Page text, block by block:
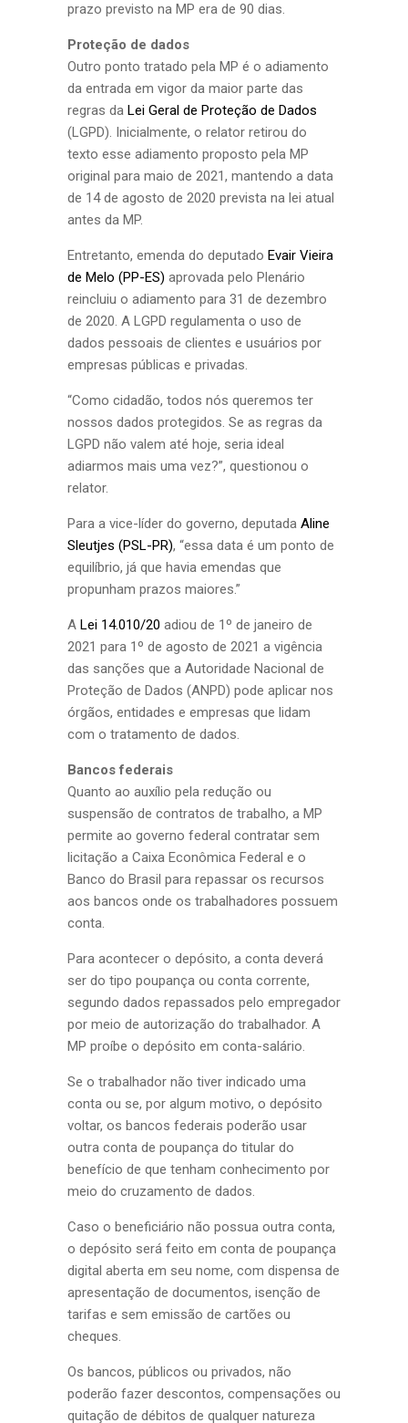
prazo previsto na MP era de 90 dias.
Proteção de dados
Outro ponto tratado pela MP é o adiamento
da entrada em vigor da maior parte das
regras da Lei Geral de Proteção de Dados
(LGPD). Inicialmente, o relator retirou do
texto esse adiamento proposto pela MP
original para maio de 2021, mantendo a data
de 14 de agosto de 2020 prevista na lei atual
antes da MP.
Entretanto, emenda do deputado Evair Vieira
de Melo (PP-ES) aprovada pelo Plenário
reincluiu o adiamento para 31 de dezembro
de 2020. A LGPD regulamenta o uso de
dados pessoais de clientes e usuários por
empresas públicas e privadas.
“Como cidadão, todos nós queremos ter
nossos dados protegidos. Se as regras da
LGPD não valem até hoje, seria ideal
adiarmos mais uma vez?”, questionou o
relator.
Para a vice-líder do governo, deputada Aline
Sleutjes (PSL-PR), “essa data é um ponto de
equilíbrio, já que havia emendas que
propunham prazos maiores.”
A Lei 14.010/20 adiou de 1º de janeiro de
2021 para 1º de agosto de 2021 a vigência
das sanções que a Autoridade Nacional de
Proteção de Dados (ANPD) pode aplicar nos
órgãos, entidades e empresas que lidam
com o tratamento de dados.
Bancos federais
Quanto ao auxílio pela redução ou
suspensão de contratos de trabalho, a MP
permite ao governo federal contratar sem
licitação a Caixa Econômica Federal e o
Banco do Brasil para repassar os recursos
aos bancos onde os trabalhadores possuem
conta.
Para acontecer o depósito, a conta deverá
ser do tipo poupança ou conta corrente,
segundo dados repassados pelo empregador
por meio de autorização do trabalhador. A
MP proíbe o depósito em conta-salário.
Se o trabalhador não tiver indicado uma
conta ou se, por algum motivo, o depósito
voltar, os bancos federais poderão usar
outra conta de poupança do titular do
benefício de que tenham conhecimento por
meio do cruzamento de dados.
Caso o beneficiário não possua outra conta,
o depósito será feito em conta de poupança
digital aberta em seu nome, com dispensa de
apresentação de documentos, isenção de
tarifas e sem emissão de cartões ou
cheques.
Os bancos, públicos ou privados, não
poderão fazer descontos, compensações ou
quitação de débitos de qualquer natureza